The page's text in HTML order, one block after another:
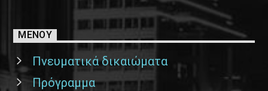
ΜΕΝΟΥ
Πνευματικά δικαιώματα
Πρόγραμμα